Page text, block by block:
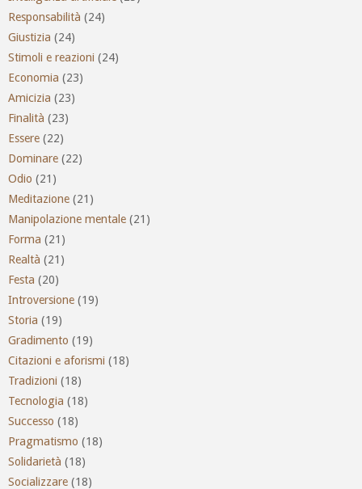
Responsabilità (24)
Giustizia (24)
Stimoli e reazioni (24)
Economia (23)
Amicizia (23)
Finalità (23)
Essere (22)
Dominare (22)
Odio (21)
Meditazione (21)
Manipolazione mentale (21)
Forma (21)
Realtà (21)
Festa (20)
Introversione (19)
Storia (19)
Gradimento (19)
Citazioni e aforismi (18)
Tradizioni (18)
Tecnologia (18)
Successo (18)
Pragmatismo (18)
Solidarietà (18)
Socializzare (18)